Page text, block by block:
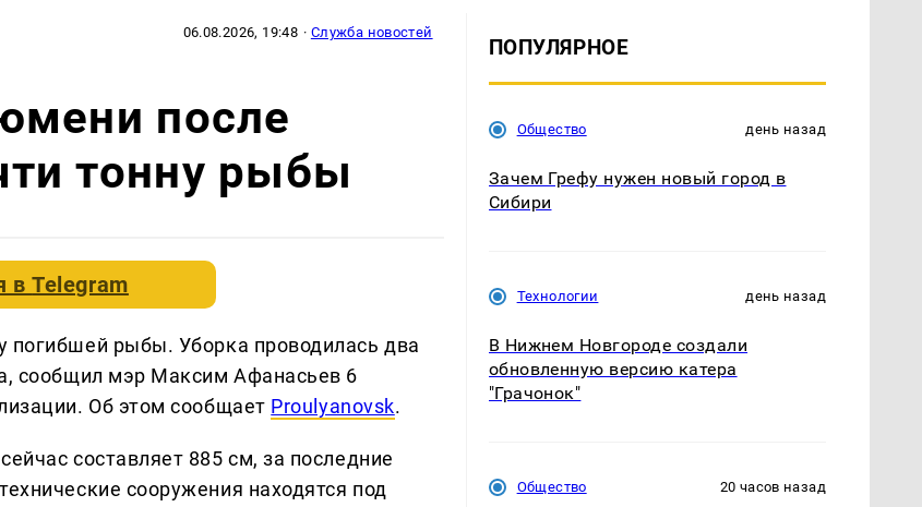
06.08.2026, 19:48 · Служба новостей
после
тонну рыбы
вTelegram
погибшей рыбы. Уборка проводилась два
сообщил мэр Максим Афанасьев 6
Об этом сообщает Proulyanovsk.
составляет 885 см, за последние
сооружения находятся под
ПОПУЛЯРНОЕ
Общество день назад
Зачем Грефу нужен новый город в
Сибири
Технологии день назад
В Нижнем Новгороде создали
обновленную версию катера
"Грачонок"
Общество 20 часов назад